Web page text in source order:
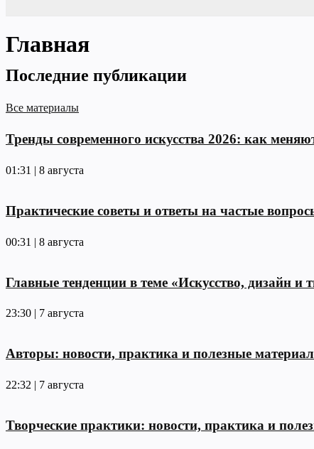
Главная
Последние публикации
Все материалы
Тренды современного искусства 2026: как
01:31 | 8 августа
Практические советы и ответы на частые
00:31 | 8 августа
Главные тенденции в теме «Искусство, дизайн и
23:30 | 7 августа
Авторы: новости, практика и полезные
22:32 | 7 августа
Творческие практики: новости, практика и